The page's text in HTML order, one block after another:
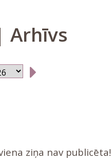
Arhīvs
ziņa nav publicēta!